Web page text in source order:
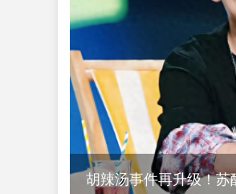
胡辣汤事件再升级！